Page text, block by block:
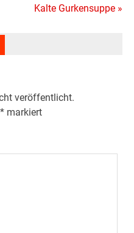
Kalte Gurkensuppe »
veröffentlicht.
* markiert